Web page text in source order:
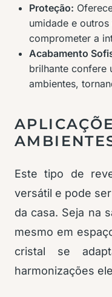
Proteção:
umidade e
comprometer a
Acabamento
brilhante confere
ambientes,
Este tipo de
versátil e pode
da casa. Seja na
mesmo em
cristal se
harmonizações